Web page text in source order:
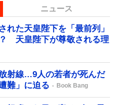
ニュース
れた天皇陛下を「最前列」
天皇陛下が尊敬される理
射線…9人の若者が死んだ
難」に迫る
Book Bang